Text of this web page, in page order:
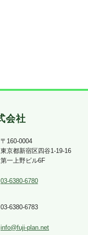
〒160-0004
東京都新宿区四谷1-19-16
第一上野ビル6F
03-6380-6780
03-6380-6783
info@fuji-plan.net